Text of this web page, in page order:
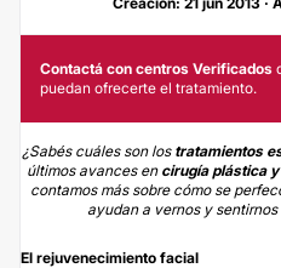
Contactá con centros Verificados
puedan ofrecerte el tratamiento.
¿Sabés cuáles son los tratamientos
últimos avances en cirugía plástica
contamos más sobre cómo se
ayudan a vernos y
El rejuvenecimiento facial